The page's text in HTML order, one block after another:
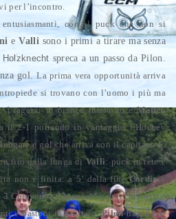
per l’incontro.
con il puck che non si
eValli sono i primi a tirare ma senza
Holzknecht spreca a un passo da Pilon.
gol.La prima vera opportunità arriva
si trovano con l’uomo i più ma
I ragazzi in bianco insistono eMatteo
il 2-1 portando in vantaggio l’Hockey
e gol che arriva con il capitanoF.
tiro dalla lunga diValli: puck in rete e
non è finita: a 5’ dalla fineCordine
Chiavenna. I biancoblù sono costretti a
e bastoni il risultato.Pilonha riflessi